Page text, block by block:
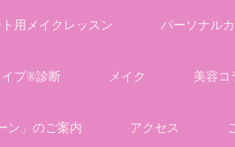
用メイクレッスン パーソナル
イプ®診断 メイク 美容コ
ン」のご案内 アクセス